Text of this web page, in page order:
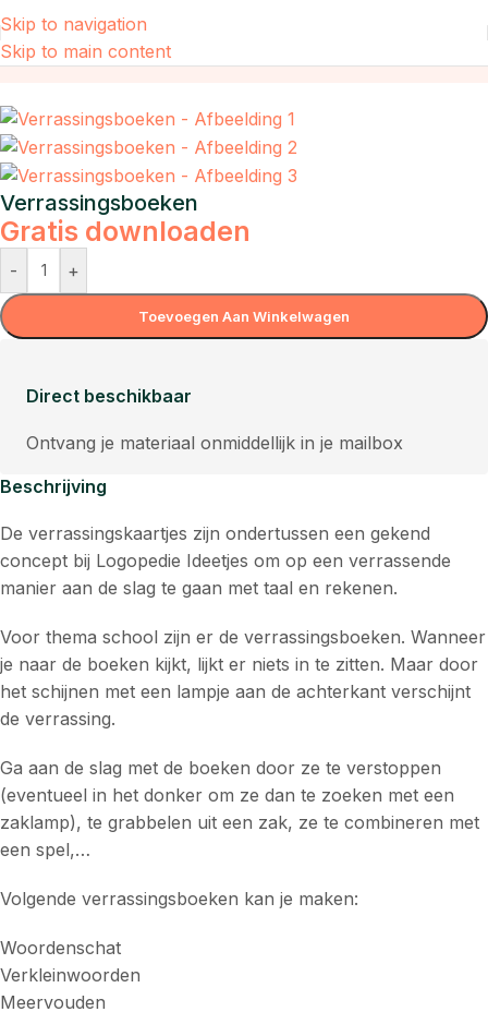
Skip to navigation
Skip to main content
Home/Taal
Verrassingsboeken
Gratis downloaden
- +
Toevoegen Aan Winkelwagen
Direct beschikbaar
Ontvang je materiaal onmiddellijk in je mailbox
Beschrijving
De verrassingskaartjes zijn ondertussen een gekend
concept bij Logopedie Ideetjes om op een verrassende
manier aan de slag te gaan met taal en rekenen.
Voor thema school zijn er de verrassingsboeken. Wanneer
je naar de boeken kijkt, lijkt er niets in te zitten. Maar door
het schijnen met een lampje aan de achterkant verschijnt
de verrassing.
Ga aan de slag met de boeken door ze te verstoppen
(eventueel in het donker om ze dan te zoeken met een
zaklamp), te grabbelen uit een zak, ze te combineren met
een spel,…
Volgende verrassingsboeken kan je maken:
Woordenschat
Verkleinwoorden
Meervouden